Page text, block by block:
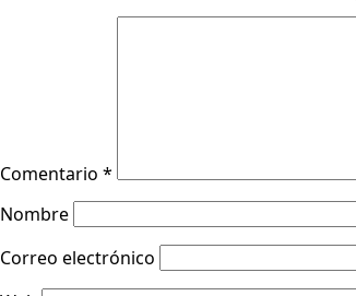
Comentario *
Nombre
Correo electrónico